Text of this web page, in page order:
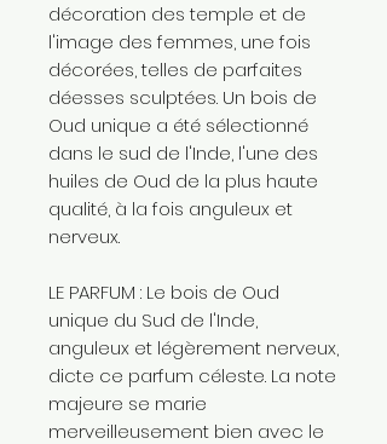
décoration des temple et de
l'image des femmes, une fois
décorées, telles de parfaites
déesses sculptées. Un bois de
Oud unique a été sélectionné
dans le sud de l'Inde, l'une des
huiles de Oud de la plus haute
qualité, à la fois anguleux et
nerveux.
LE PARFUM : Le bois de Oud
unique du Sud de l'Inde,
anguleux et légèrement nerveux,
dicte ce parfum céleste. La note
majeure se marie
merveilleusement bien avec le